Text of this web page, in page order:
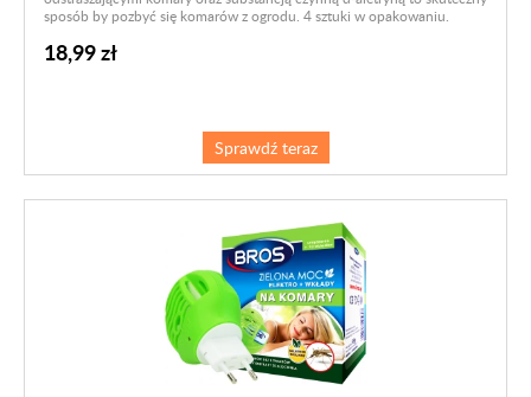
sposób by pozbyć się komarów z ogrodu. 4 sztuki w opakowaniu.
18,99 zł
Sprawdź teraz